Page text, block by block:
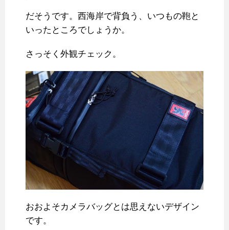
だそうです。西海岸で背負う、いつもの鞄と
いったところでしょうか。
さっそく外観チェック。
おおよそカメラバッグとは思えないデザイン
です。